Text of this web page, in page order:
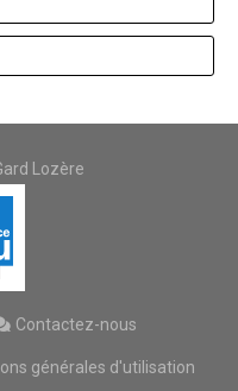
Lozère
Contactez-nous
générales d'utilisation